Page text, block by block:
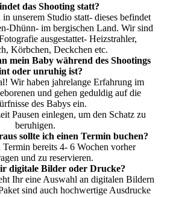
das Shooting statt?
unserem Studio statt- dieses befindet
Dhünn- im bergischen Land. Wir sind
ausgestattet- Heizstrahler,
Körbchen, Deckchen etc.
mein Baby während des Shootings
oder unruhig ist?
Wir haben jahrelange Erfahrung im
und gehen geduldig auf die
des Babys ein.
Pausen einlegen, um den Schatz zu
beruhigen.
sollte ich einen Termin buchen?
Termin bereits 4- 6 Wochen vorher
und zu reservieren.
digitale Bilder oder Drucke?
Ihr eine Auswahl an digitalen Bildern
sind auch hochwertige Ausdrucke